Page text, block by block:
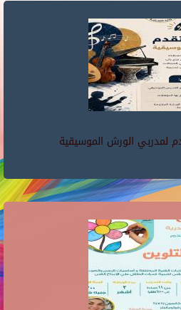
لمدربي الورش الموسيقية